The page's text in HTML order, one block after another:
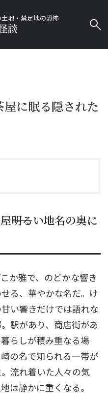
地・禁足地の恐怖
談
に眠る隠された
明るい地名の奥に
か雅で、のどかな響き
る、華やかな名だ。け
い響きだけでは語れな
駅があり、商店街があ
らしが積み重なる場
の名で知られる一帯が
流れ着いた人々の気
は静かに重くなる。